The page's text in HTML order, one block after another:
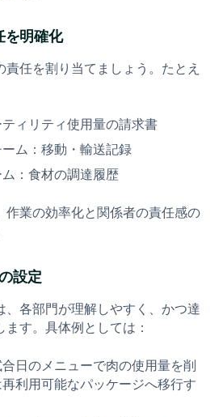
を明確化
任を割り当てましょう。たとえ
ィリティ使用量の請求書
ム：移動・輸送記録
：食材の調達履歴
作業の効率化と関係者の責任感の
設定
、各部門が理解しやすく、かつ達
す。具体例としては：
日のメニューで肉の使用量を削
利用可能なパッケージへ移行す